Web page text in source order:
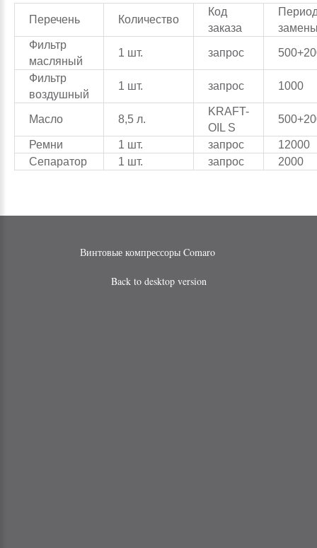
Перечень Количество
Код
заказа
Фильтр
масляный
1 шт. запрос
Фильтр
воздушный
1 шт. запрос 1000
Масло 8,5 л.
KRAFT-
OIL S
Ремни 1 шт. запрос
12000
Сепаратор
1 шт. запрос 2000
Винтовые компрессоры Comaro
Back to desktop version